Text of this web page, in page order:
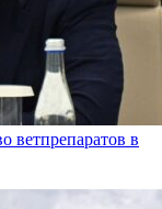
ветпрепаратов в